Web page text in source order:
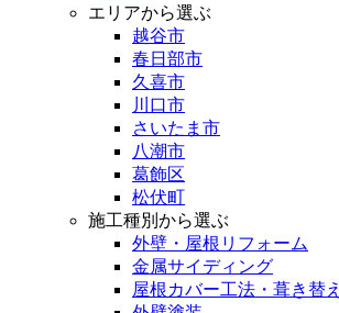
エリアから選ぶ
越谷市
春日部市
久喜市
川口市
さいたま市
八潮市
葛飾区
松伏町
施工種別から選ぶ
外壁・屋根リフォーム
金属サイディング
屋根カバー工法・葺き替え